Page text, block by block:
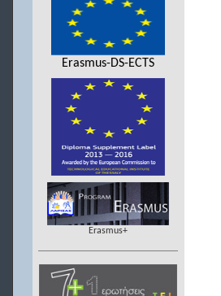
Erasmus-DS-ECTS
Erasmus+